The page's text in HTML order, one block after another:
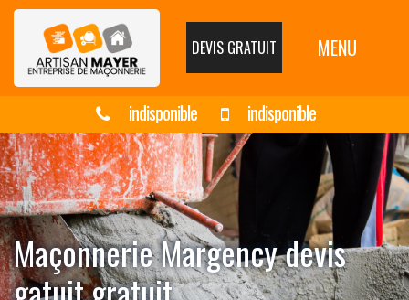
DEVIS GRATUIT MENU
indisponible indisponible
Maçonnerie Margency devis